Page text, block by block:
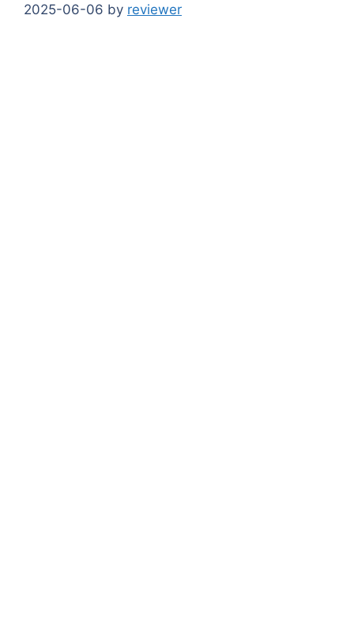
2025-06-06 by reviewer